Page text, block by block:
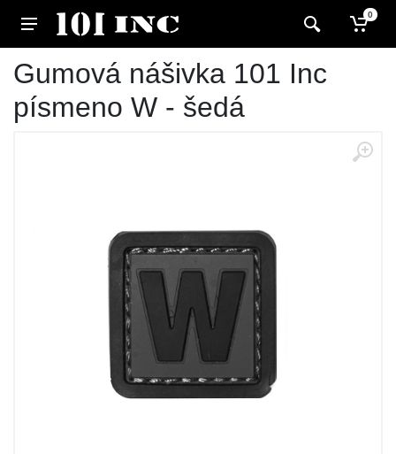
0
Gumová nášivka 101 Inc
písmeno W - šedá